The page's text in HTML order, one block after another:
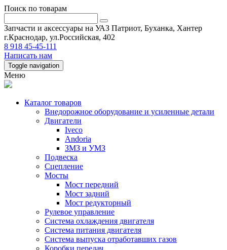
Поиск по товарам
Запчасти и аксессуары на УАЗ Патриот, Буханка, Хантер
г.Краснодар, ул.Российская, 402
8 918 45-45-111
Написать нам
Toggle navigation
Меню
Каталог товаров
Внедорожное оборудование и усиленные детали
Двигатели
Iveco
Andoria
ЗМЗ и УМЗ
Подвеска
Сцепление
Мосты
Мост передний
Мост задний
Мост редукторный
Рулевое управление
Система охлаждения двигателя
Система питания двигателя
Система выпуска отработавших газов
Коробки передач